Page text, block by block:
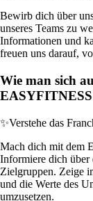
Bewirb dich über
unseres Teams zu
Informationen und
freuen uns darauf,
Wie man sich
✨Verstehe das
Mach dich mit dem
Informiere dich über
Zielgruppen. Zeige
und die Werte des
umzusetzen.